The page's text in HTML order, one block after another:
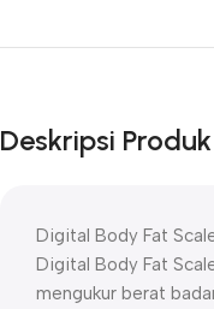
Deskripsi Produk
Digital Body Fat
Digital Body Fat
mengukur berat